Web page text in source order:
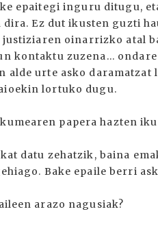
epaitegi inguru ditugu,
Ez dut ikusten guzti
oinarrizko atal
kontaktu zuzena...
alde urte asko daramatzat
lortuko dugu.
papera hazten
datu zehatzik, baina
Bake epaile berri
arazo nagusiak?